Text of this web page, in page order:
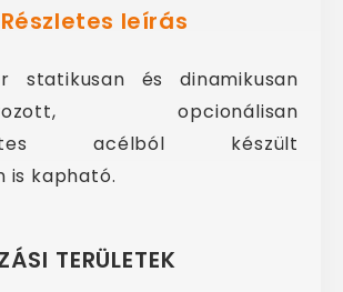
Részletes leírás
statikusan és dinamikusan
opcionálisan
acélból készült
is kapható.
TERÜLETEK